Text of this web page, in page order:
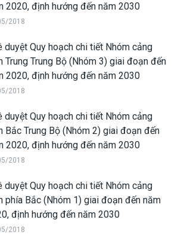
2020, định hướng đến năm 2030
2018
duyệt Quy hoạch chi tiết Nhóm cảng
Trung Trung Bộ (Nhóm 3) giai đoạn đến
2020, định hướng đến năm 2030
2018
duyệt Quy hoạch chi tiết Nhóm cảng
Bắc Trung Bộ (Nhóm 2) giai đoạn đến
2020, định hướng đến năm 2030
2018
duyệt Quy hoạch chi tiết Nhóm cảng
phía Bắc (Nhóm 1) giai đoạn đến năm
định hướng đến năm 2030
2018